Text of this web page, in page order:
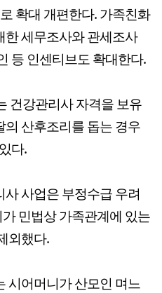
확대 개편한다. 가족친화
한 세무조사와 관세조사
등 인센티브도 확대한다.
건강관리사 자격을 보유
산후조리를 돕는 경우
다.
사 사업은 부정수급 우려
민법상 가족관계에 있는
외했다.
시어머니가 산모인 며느